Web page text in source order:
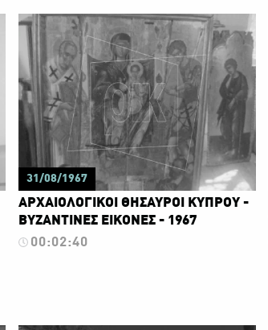
31/08/1967
ΑΡΧΑΙΟΛΟΓΙΚΟΙ ΘΗΣΑΥΡΟΙ ΚΥΠΡΟΥ -
ΒΥΖΑΝΤΙΝΕΣ ΕΙΚΟΝΕΣ - 1967
00:02:40